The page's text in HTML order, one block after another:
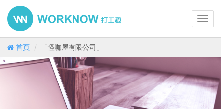
首頁 「怪咖屋有限公司」